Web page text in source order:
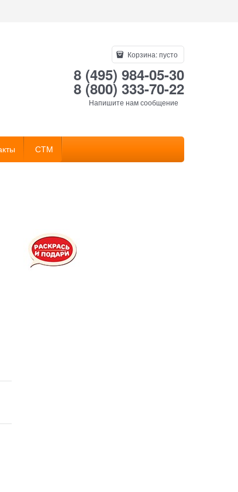
Корзина:пусто
8 (495) 984-05-30
8 (800) 333-70-22
Напишите нам сообщение
СТМ